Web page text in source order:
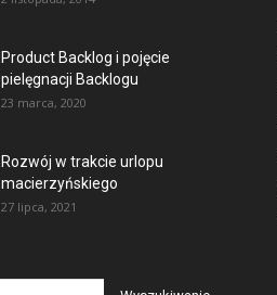
Product Backlog i pojęcie
pielęgnacji Backlogu
23 marca, 2020
Rozwój w trakcie urlopu
macierzyńskiego
27 lipca, 2021